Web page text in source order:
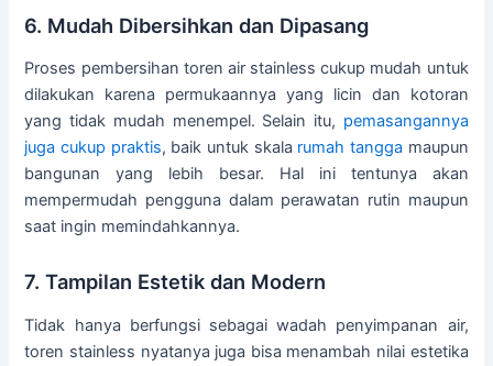
6. Mudah Dibersihkan dan Dipasang
Proses pembersihan toren air stainless cukup mudah untuk
dilakukan karena permukaannya yang licin dan kotoran
yang tidak mudah menempel. Selain itu, pemasangannya
juga cukup praktis, baik untuk skala rumah tangga maupun
bangunan yang lebih besar. Hal ini tentunya akan
mempermudah pengguna dalam perawatan rutin maupun
saat ingin memindahkannya.
7. Tampilan Estetik dan Modern
Tidak hanya berfungsi sebagai wadah penyimpanan air,
toren stainless nyatanya juga bisa menambah nilai estetika